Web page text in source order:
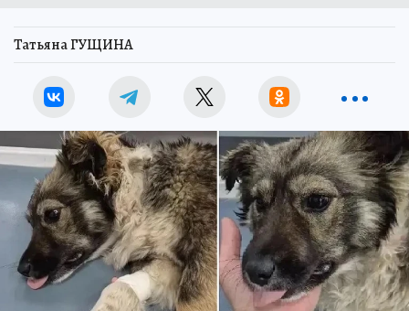
Татьяна ГУЩИНА